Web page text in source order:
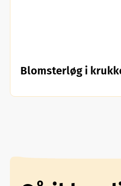
Blomsterløg i